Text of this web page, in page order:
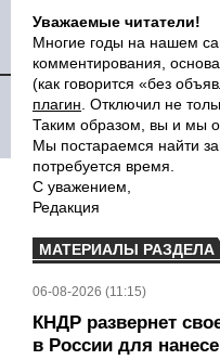
Уважаемые читатели!
Многие годы на нашем
комментирования,
(как говорится «без
плагин . Отключил не
Таким образом, вы и мы
Мы постараемся найти
потребуется время.
С уважением,
Редакция
МАТЕРИАЛЫ РАЗДЕЛА
06-08-2026 (11:15)
КНДР развернет
в России для